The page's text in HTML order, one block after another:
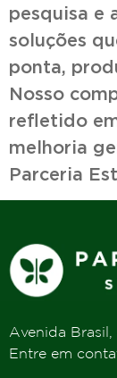
pesquisa e
soluções
ponta,
Nosso
refletido
melhoria
Parceria
Avenida Brasil,
Entre em